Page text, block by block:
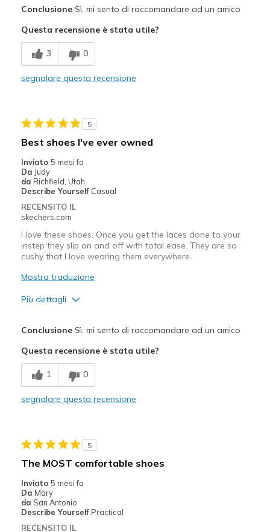
Comfortable
Stylish
View On Shoes
ConclusioneSì, mi sento di raccomandare ad un amico
Questa recensione è stata utile?
3 0
segnalare questa recensione
5
Best shoes I've ever owned
Inviato 5 mesi fa
Da Judy
da Richfield, Utah
Describe Yourself Casual
RECENSITO IL
skechers.com
I love these shoes. Once you get the laces done to your
instep they slip on and off with total ease. They are so
cushy that I love wearing them everywhere.
Mostra traduzione
Più dettagli
Breathe Well
Comfortable
View On Shoes
ConclusioneSì, mi sento di raccomandare ad un amico
Questa recensione è stata utile?
1 0
segnalare questa recensione
5
The MOST comfortable shoes
Inviato 5 mesi fa
Da Mary
da San Antonio
Describe Yourself Practical
RECENSITO IL